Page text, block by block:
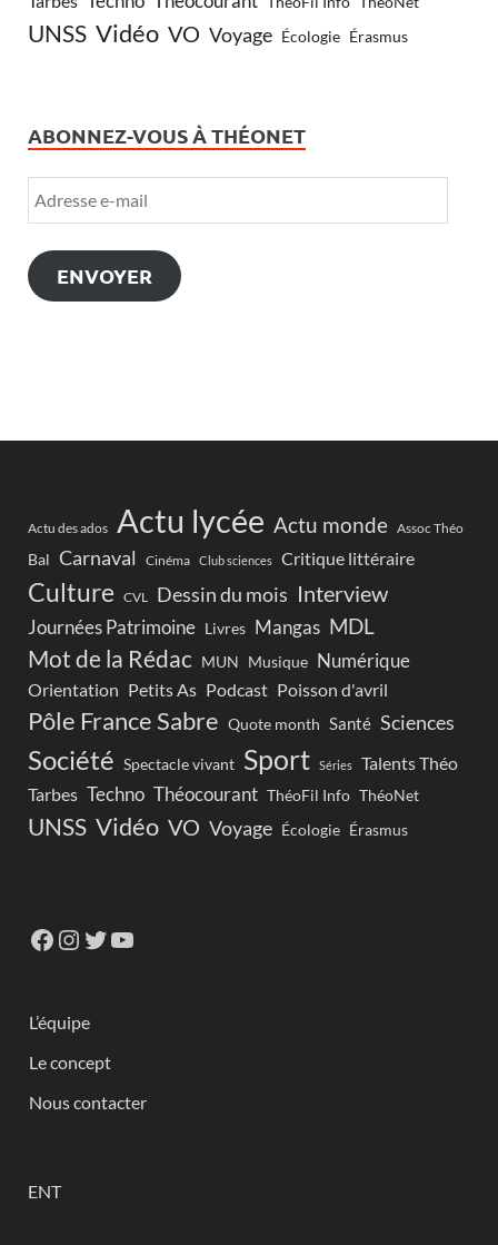
UNSS Vidéo VO Voyage Écologie Érasmus
ABONNEZ-VOUS À THÉONET
ENVOYER
Actu des ados Actu lycée Actu monde Assoc Théo
Bal Carnaval Cinéma Club sciences Critique littéraire
Culture CVL Dessin du mois Interview
Journées Patrimoine Livres Mangas MDL
Mot de la Rédac MUN Musique Numérique
Orientation Petits As Podcast Poisson d'avril
Pôle France Sabre Quote month Santé Sciences
Société Spectacle vivant Sport Séries
Talents Théo
Tarbes Techno Théocourant ThéoFil Info ThéoNet
UNSS Vidéo VO Voyage Écologie Érasmus
L’équipe
Le concept
Nous contacter
ENT